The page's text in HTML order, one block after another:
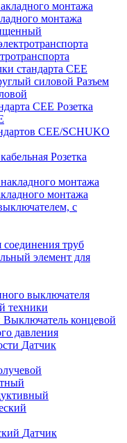
монтажа
стандарта CEE
Разъем
Розетка
CEE/SCHUKO
Розетка
монтажа
с
труб
элемент для
выключателя
техники
Выключатель концевой
давления
Датчик
Датчик